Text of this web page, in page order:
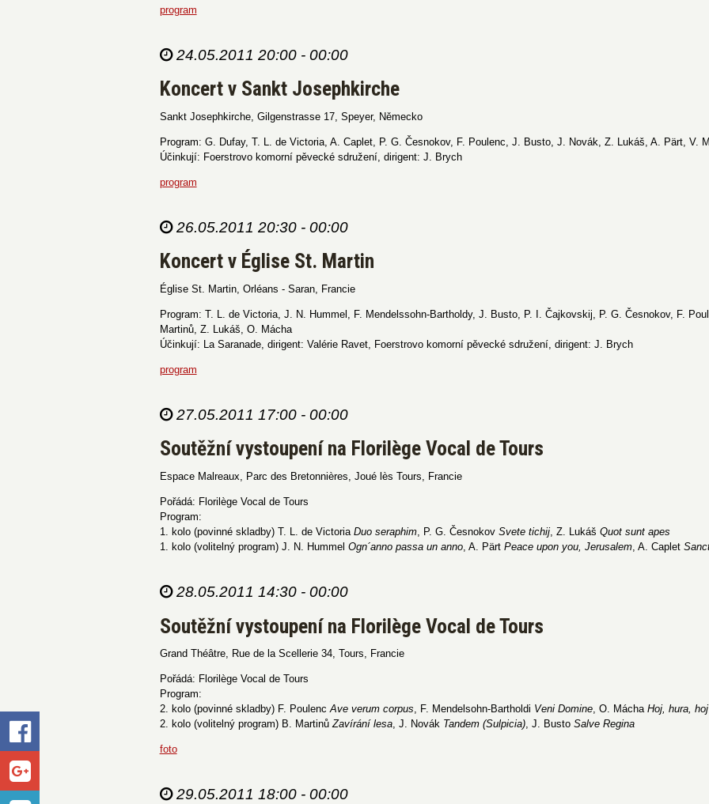
program
24.05.2011 20:00 - 00:00
Koncert v Sankt Josephkirche
Sankt Josephkirche, Gilgenstrasse 17, Speyer, Německo
Program: G. Dufay, T. L. de Victoria, A. Caplet, P. G. Česnokov, F. Poulenc, J. Busto, J. Novák, Z. Lukáš, A. Pärt, V.
Účinkují: Foerstrovo komorní pěvecké sdružení, dirigent: J. Brych
program
26.05.2011 20:30 - 00:00
Koncert v Église St. Martin
Église St. Martin, Orléans - Saran, Francie
Program: T. L. de Victoria, J. N. Hummel, F. Mendelssohn-Bartholdy, J. Busto, P. I. Čajkovskij, P. G. Česnokov, F.
Martinů, Z. Lukáš, O. Mácha
Účinkují: La Saranade, dirigent: Valérie Ravet, Foerstrovo komorní pěvecké sdružení, dirigent: J. Brych
program
27.05.2011 17:00 - 00:00
Soutěžní vystoupení na Florilège Vocal de Tours
Espace Malreaux, Parc des Bretonnières, Joué lès Tours, Francie
Pořádá: Florilège Vocal de Tours
Program:
1. kolo (povinné skladby) T. L. de Victoria Duo seraphim, P. G. Česnokov Svete tichij, Z. Lukáš Quot sunt apes
1. kolo (volitelný program) J. N. Hummel Ogn´anno passa un anno, A. Pärt Peace upon you, Jerusalem, A. Caplet
28.05.2011 14:30 - 00:00
Soutěžní vystoupení na Florilège Vocal de Tours
Grand Théâtre, Rue de la Scellerie 34, Tours, Francie
Pořádá: Florilège Vocal de Tours
Program:
2. kolo (povinné skladby) F. PoulencAve verum corpus, F. Mendelsohn-Bartholdi Veni Domine, O. MáchaHoj, hura, hoj
2. kolo (volitelný program) B. MartinůZavírání lesa, J. Novák Tandem (Sulpicia), J. Busto Salve Regina
foto
29.05.2011 18:00 - 00:00